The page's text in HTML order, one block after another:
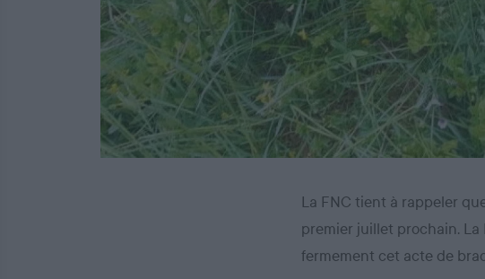
La FNC tient à rappeler
premier juillet prochain. La
fermement cet acte de